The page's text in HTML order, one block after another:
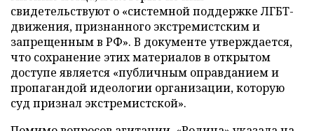
свидетельствуют о «системной поддержке ЛГБТ-
движения, признанного экстремистским и
запрещенным в РФ». В документе утверждается,
что сохранение этих материалов в открытом
доступе является «публичным оправданием и
пропагандой идеологии организации, которую
суд признал экстремистской».